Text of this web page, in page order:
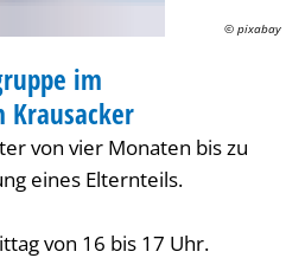
© pixabay
/ KITA
im
Krausacker
von vier Monaten bis zu
eines Elternteils.
von 16 bis 17 Uhr.